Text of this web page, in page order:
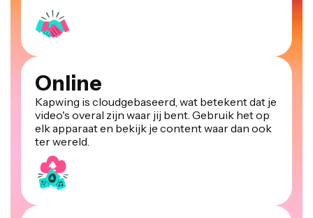
Online
Kapwing is cloudgebaseerd, wat betekent dat je
video's overal zijn waar jij bent. Gebruik het op
elk apparaat en bekijk je content waar dan ook
ter wereld.